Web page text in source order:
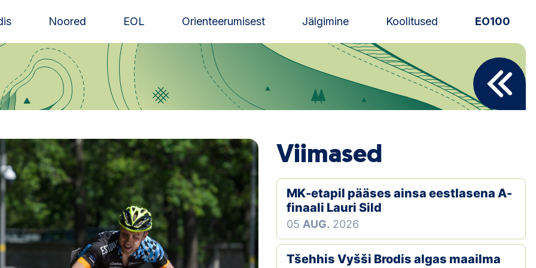
Noored EOL Orienteerumisest Jälgimine Koolitused EO100
Uudised
Alustajale
Eesti Orienteerumine 100!
Toetamine
Telli litsents!
Noored
Viimased
MK-etapil pääses ainsa eestlasena A-
finaali Lauri Sild
05 AUG. 2026
Tšehhis Vyšši Brodis algas maailma